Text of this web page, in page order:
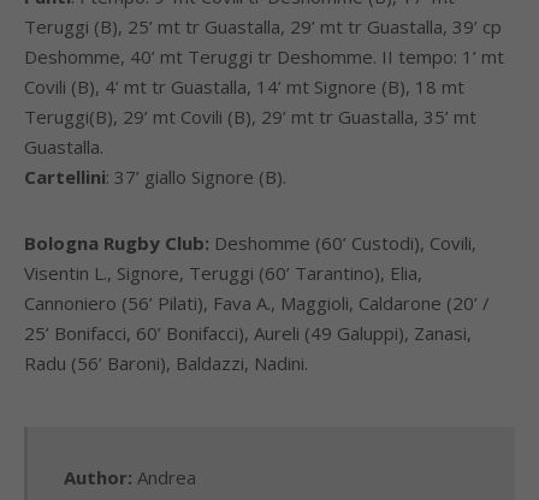
Teruggi (B), 25’ mt tr Guastalla, 29’ mt tr Guastalla, 39’ cp
Deshomme, 40’ mt Teruggi tr Deshomme. II tempo: 1’ mt
Covili (B), 4’ mt tr Guastalla, 14’ mt Signore (B), 18 mt
Teruggi(B), 29’ mt Covili (B), 29’ mt tr Guastalla, 35’ mt
Guastalla.
Cartellini: 37’ giallo Signore (B).
Bologna Rugby Club: Deshomme (60’ Custodi), Covili,
Visentin L., Signore, Teruggi (60’ Tarantino), Elia,
Cannoniero (56’ Pilati), Fava A., Maggioli, Caldarone (20’ /
25’ Bonifacci, 60’ Bonifacci), Aureli (49 Galuppi), Zanasi,
Radu (56’ Baroni), Baldazzi, Nadini.
Author: Andrea